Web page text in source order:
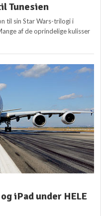
Tunesien
til sin Star Wars-trilogi i
af de oprindelige kulisser
iPad under HELE